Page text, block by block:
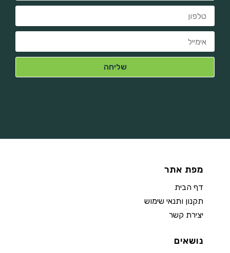
מפת אתר
דף הבית
תקנון ותנאי שימוש
יצירת קשר
נושאים